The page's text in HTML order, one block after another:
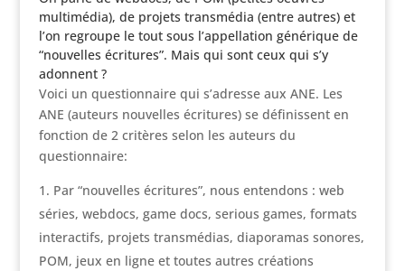
multimédia), de projets transmédia (entre autres) et
l’on regroupe le tout sous l’appellation générique de
“nouvelles écritures”. Mais qui sont ceux qui s’y
adonnent ?
Voici un questionnaire qui s’adresse aux ANE. Les
ANE (auteurs nouvelles écritures) se définissent en
fonction de 2 critères selon les auteurs du
questionnaire:
Par “nouvelles écritures”, nous entendons : web
séries, webdocs, game docs, serious games, formats
interactifs, projets transmédias, diaporamas sonores,
POM, jeux en ligne et toutes autres créations